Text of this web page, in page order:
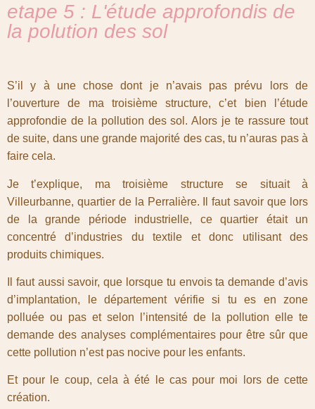
etape 5 : L'étude approfondis de
la polution des sol
S’il y à une chose dont je n’avais pas prévu lors de
l’ouverture de ma troisième structure, c’et bien l’étude
approfondie de la pollution des sol. Alors je te rassure tout
de suite, dans une grande majorité des cas, tu n’auras pas à
faire cela.
Je t’explique, ma troisième structure se situait à
Villeurbanne, quartier de la Perralière. Il faut savoir que lors
de la grande période industrielle, ce quartier était un
concentré d’industries du textile et donc utilisant des
produits chimiques.
Il faut aussi savoir, que lorsque tu envois ta demande d’avis
d’implantation, le département vérifie si tu es en zone
polluée ou pas et selon l’intensité de la pollution elle te
demande des analyses complémentaires pour être sûr que
cette pollution n’est pas nocive pour les enfants.
Et pour le coup, cela à été le cas pour moi lors de cette
création.